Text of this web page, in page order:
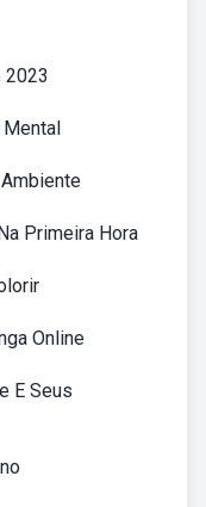
2023
Primeira Hora
Online
E Seus